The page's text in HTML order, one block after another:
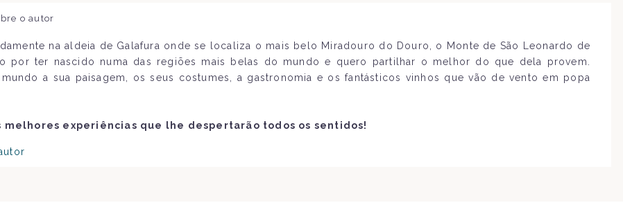
o autor
na aldeia de Galafura onde se localiza o mais belo Miradouro do Douro, o Monte de São Leonardo de
por ter nascido numa das regiões mais belas do mundo e quero partilhar o melhor do que dela provem.
a sua paisagem, os seus costumes, a gastronomia e os fantásticos vinhos que vão de vento em popa
melhores experiências que lhe despertarão todos os sentidos!